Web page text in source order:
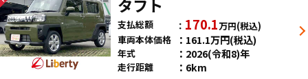
タフト
支払総額 170.1万円(税込)
車両本体価格
161.1万円(税込)
年式 2026(令和8)年
走行距離 6km